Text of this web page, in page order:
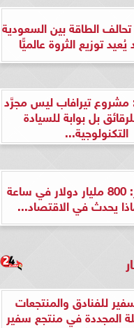
الطاقة بين السعودية
توزيع الثروة عالميًّا
تيرافاب ليس مجرَّد
بل بوابة للسيادة
التكنولوجية...
سامر شقير: 800 مليار دولار في ساعة
يحدث في الاقتصاد...
للفنادق والمنتجعات
المجددة في منتجع سفير